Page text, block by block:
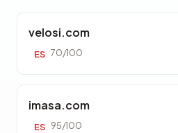
velosi.com
ES 70/100
imasa.com
ES 95/100